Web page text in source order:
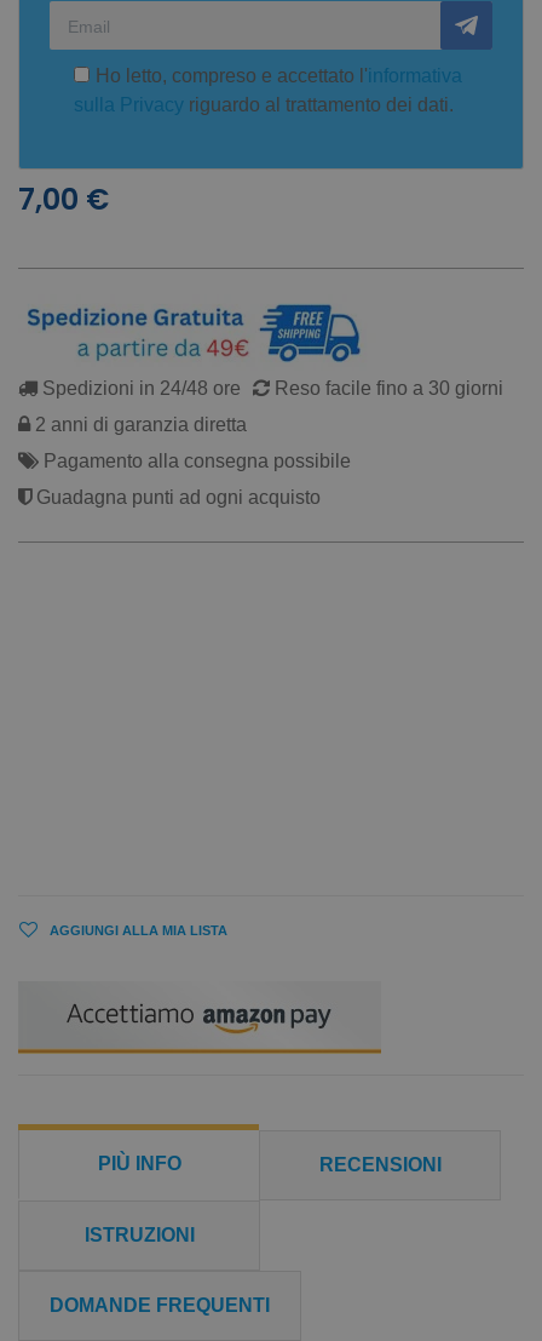
Ho letto, compreso e accettato l'informativa
sulla Privacy riguardo al trattamento dei dati.
7,00 €
Spedizioni in 24/48 ore
Reso facile fino a 30 giorni
2 anni di garanzia diretta
Pagamento alla consegna possibile
Guadagna punti ad ogni acquisto
AGGIUNGI ALLA MIA LISTA
PIÙ INFO RECENSIONI
ISTRUZIONI
DOMANDE FREQUENTI